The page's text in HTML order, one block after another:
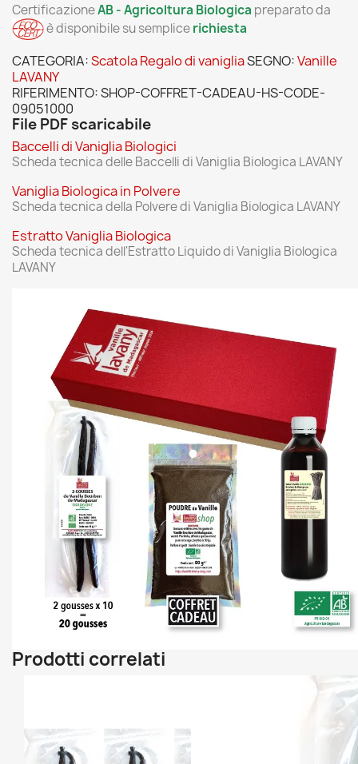
CertificazioneAB - Agricoltura Biologica preparato da
è disponibile su semplicerichiesta
CATEGORIA:Scatola Regalo di vanigliaSEGNO:Vanille
LAVANY
RIFERIMENTO:SHOP-COFFRET-CADEAU-HS-CODE-
09051000
File PDF scaricabile
Baccelli di Vaniglia Biologici
Scheda tecnica delle Baccelli di Vaniglia Biologica LAVANY
Vaniglia Biologica in Polvere
Scheda tecnica della Polvere di Vaniglia Biologica LAVANY
Estratto Vaniglia Biologica
Scheda tecnica dell'Estratto Liquido di Vaniglia Biologica
LAVANY
Prodotti correlati